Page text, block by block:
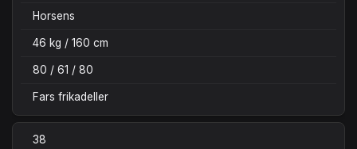
Horsens
46 kg / 160 cm
80 / 61 / 80
Fars frikadeller
38